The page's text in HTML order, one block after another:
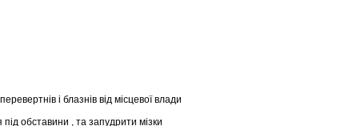
і блазнів від місцевої влади
під обставини , та запудрити мізки